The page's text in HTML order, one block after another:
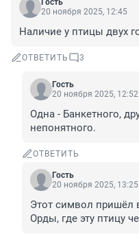
Гость
20 ноября 2025, 12:45
Наличие у птицы двух
ОТВЕТИТЬ 3
Гость
20 ноября 2025, 12:52
Одна - Банкетного,
непонятного.
ОТВЕТИТЬ
Гость
20 ноября 2025, 13:25
Этот символ пришёл
Орды, где эту птицу